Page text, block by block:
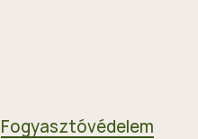
Fogyasztóvédelem